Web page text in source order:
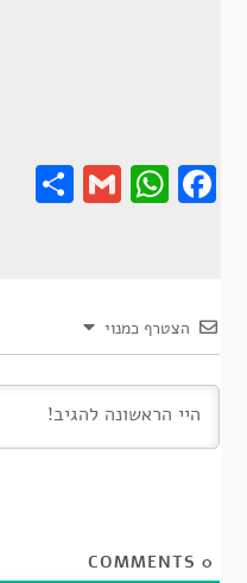
Gmail
Share
הצטרף כמנוי
0